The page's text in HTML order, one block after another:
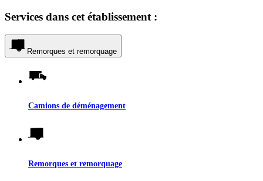
Services dans cet établissement :
Remorques et remorquage
Camions de déménagement
Remorques et remorquage